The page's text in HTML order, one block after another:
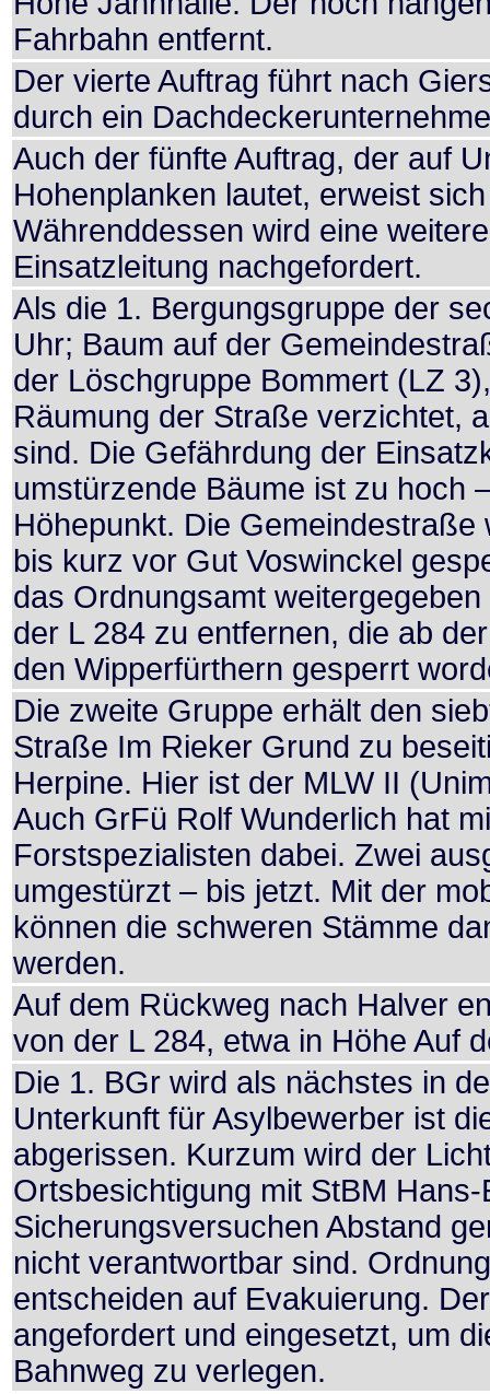
Fahrbahn entfernt.
Der vierte Auftrag führt nach
durch ein
Auch der fünfte Auftrag, der auf
Hohenplanken lautet, erweist
Währenddessen wird eine
Einsatzleitung nachgefordert.
Als die 1. Bergungsgruppe der
Uhr; Baum auf der
der Löschgruppe Bommert (LZ
Räumung der Straße verzichtet,
sind. Die Gefährdung der
umstürzende Bäume ist zu hoch
Höhepunkt. Die
bis kurz vor Gut Voswinckel
das Ordnungsamt
der L 284 zu entfernen, die ab
den Wipperfürthern gesperrt
Die zweite Gruppe erhält den
Straße Im Rieker Grund zu
Herpine. Hier ist der MLW II
Auch GrFü Rolf Wunderlich hat
Forstspezialisten dabei. Zwei
umgestürzt – bis jetzt. Mit der
können die schweren Stämme
werden.
Auf dem Rückweg nach Halver
von der L 284, etwa in Höhe Auf
Die 1. BGr wird als nächstes in
Unterkunft für Asylbewerber ist
abgerissen. Kurzum wird der
Ortsbesichtigung mit StBM
Sicherungsversuchen Abstand
nicht verantwortbar sind.
entscheiden auf Evakuierung.
angefordert und eingesetzt, um
Bahnweg zu verlegen.